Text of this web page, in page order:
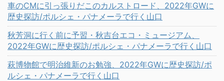
車のCMに引っ張りだこのカルストロード、2022年GWに
歴史探訪/ポルシェ・パナメーラで行く山口
秋芳洞に行く前に予習・秋吉台エコ・ミュージアム、
2022年GWに歴史探訪/ポルシェ・パナメーラで行く山口
萩博物館で明治維新のお勉強、2022年GWに歴史探訪/ポ
ルシェ・パナメーラで行く山口